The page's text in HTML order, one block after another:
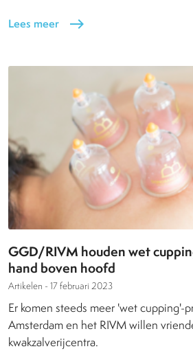
Lees meer east
GGD/RIVM houden wet
hand boven hoofd
Artikelen - 17 februari 2023
Er komen steeds meer 'wet cupping'-
Amsterdam en het RIVM willen
kwakzalverijcentra.